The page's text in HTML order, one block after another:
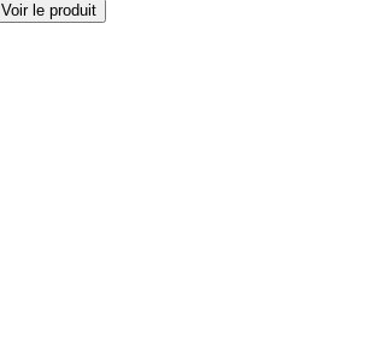
Voir le produit